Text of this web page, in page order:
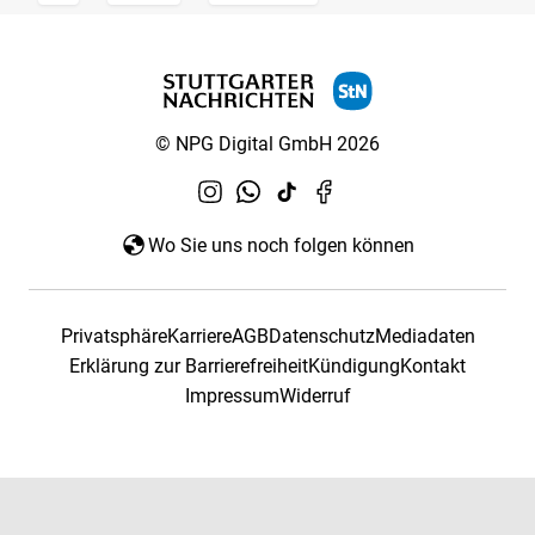
© NPG Digital GmbH 2026
Wo Sie uns noch folgen können
PrivatsphäreKarriereAGBDatenschutzMediadaten
Erklärung zur BarrierefreiheitKündigungKontakt
ImpressumWiderruf